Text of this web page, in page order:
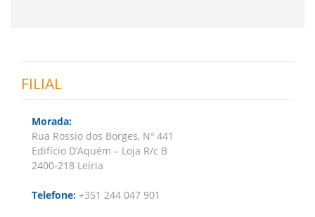
FILIAL
Morada:
Rua Rossio dos Borges, Nº 441
Edifício D’Aquém – Loja R/c B
2400-218 Leiria
Telefone: +351 244 047 901